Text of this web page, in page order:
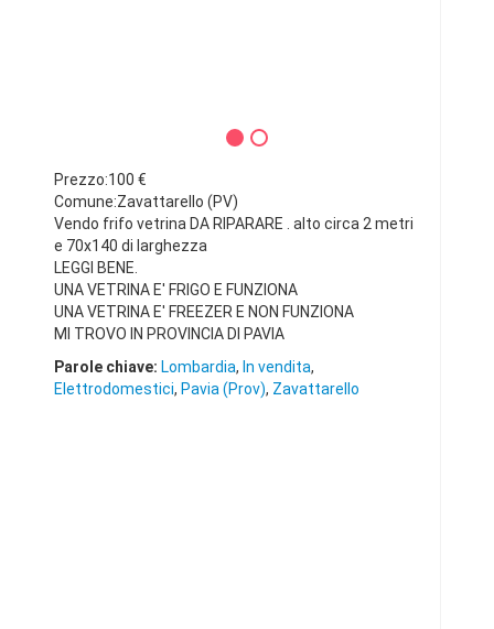
Prezzo:100 €
Comune:Zavattarello (PV)
Vendo frifo vetrina DA RIPARARE . alto circa 2 metri
e 70x140 di larghezza
LEGGI BENE.
UNA VETRINA E' FRIGO E FUNZIONA
UNA VETRINA E' FREEZER E NON FUNZIONA
MI TROVO IN PROVINCIA DI PAVIA
Parole chiave: Lombardia, In vendita,
Elettrodomestici, Pavia (Prov), Zavattarello